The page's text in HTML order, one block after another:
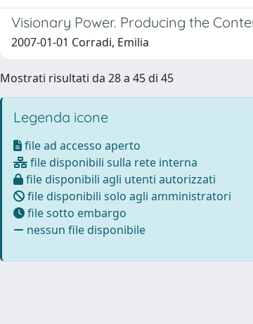
Visionary Power. Producing the
2007-01-01 Corradi, Emilia
Mostrati risultati da 28 a 45 di 45
Legenda icone
file ad accesso aperto
file disponibili sulla rete interna
file disponibili agli utenti autorizzati
file disponibili solo agli amministratori
file sotto embargo
nessun file disponibile